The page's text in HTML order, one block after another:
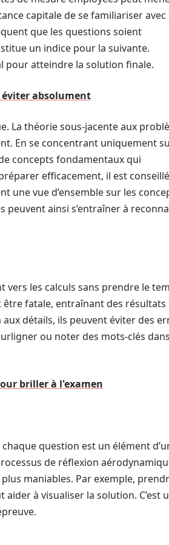
capitale de se familiariser avec
que les questions soient
un indice pour la suivante.
pour atteindre la solution finale.
éviter absolument
La théorie sous-jacente aux
En se concentrant uniquement
concepts fondamentaux qui
efficacement, il est conseillé
une vue d’ensemble sur les
peuvent ainsi s’entraîner à
vers les calculs sans prendre le
fatale, entraînant des résultats
détails, ils peuvent éviter des
ou noter des mots-clés dans
briller à l'examen
question est un élément
de réflexion
maniables. Par exemple,
à visualiser la solution. C’est